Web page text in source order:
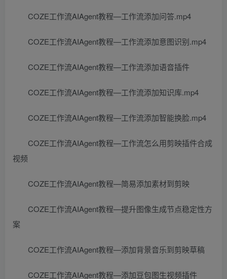
COZE工作流AIAgent教程—工作流添加问答.mp4
COZE工作流AIAgent教程—工作流添加意图识别.mp4
COZE工作流AIAgent教程—工作流添加语音插件
COZE工作流AIAgent教程—工作流添加知识库.mp4
COZE工作流AIAgent教程—工作流添加智能换脸.mp4
COZE工作流AIAgent教程—工作流怎么用剪映插件合成
视频
COZE工作流AIAgent教程—简易添加素材到剪映
COZE工作流AIAgent教程—提升图像生成节点稳定性方
案
COZE工作流AIAgent教程—添加背景音乐到剪映草稿
COZE工作流AIAgent教程—添加豆包图生视频插件